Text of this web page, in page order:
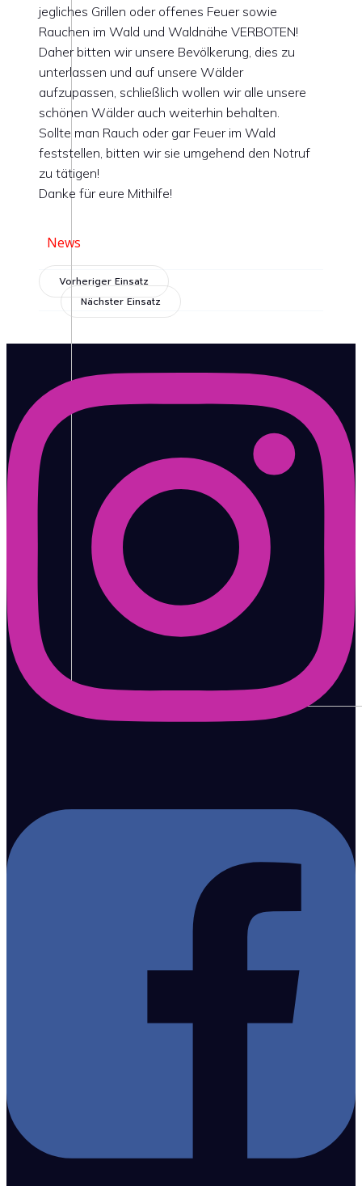
jegliches Grillen oder offenes Feuer sowie
Rauchen im Wald und Waldnähe VERBOTEN!
Daher bitten wir unsere Bevölkerung, dies zu
unterlassen und auf unsere Wälder
aufzupassen, schließlich wollen wir alle unsere
schönen Wälder auch weiterhin behalten.
Sollte man Rauch oder gar Feuer im Wald
feststellen, bitten wir sie umgehend den Notruf
zu tätigen!
Danke für eure Mithilfe!
News
Vorheriger Einsatz
Nächster Einsatz